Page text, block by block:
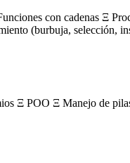
con cadenas Ξ
(burbuja, selección,
Ξ POO Ξ Manejo de